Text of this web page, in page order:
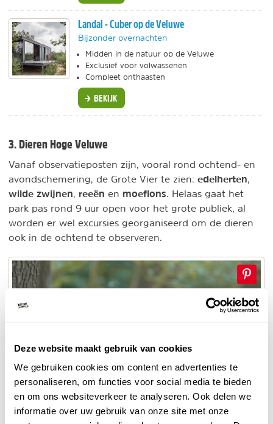
Deze website maakt gebruik van cookies
We gebruiken cookies om content en advertenties te
personaliseren, om functies voor social media te bieden
en om ons websiteverkeer te analyseren. Ook delen we
informatie over uw gebruik van onze site met onze
Landal - Cuber op de Veluwe
Bijzonder overnachten
Midden in de natuur op de Veluwe
Exclusief voor volwassenen
Compleet onthaasten
BEKIJK
3. Dieren Hoge Veluwe
Vanaf observatieposten zijn, vooral rond ochtend- en
avondschemering, de Grote Vier te zien: edelherten,
wilde zwijnen, reeën en moeflons. Helaas gaat het
park pas rond 9 uur open voor het grote publiek, al
worden er wel excursies georganiseerd om de dieren
ook in de ochtend te observeren.